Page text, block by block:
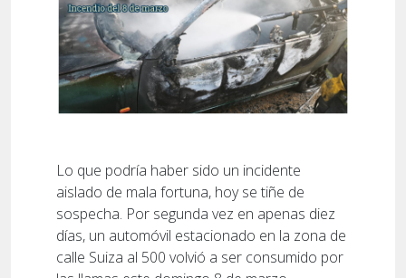
Lo que podría haber sido un incidente
aislado de mala fortuna, hoy se tiñe de
sospecha. Por segunda vez en apenas diez
días, un automóvil estacionado en la zona de
calle Suiza al 500 volvió a ser consumido por